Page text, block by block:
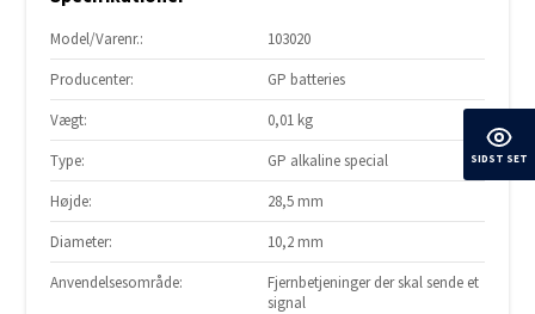
Model/Varenr.:
103020
Producenter:
GP batteries
Vægt:
0,01 kg
Type:
GP alkaline special
Højde:
28,5 mm
Diameter:
10,2 mm
Anvendelsesområde:
Fjernbetjeninger der skal sende et
signal
SIDST SET